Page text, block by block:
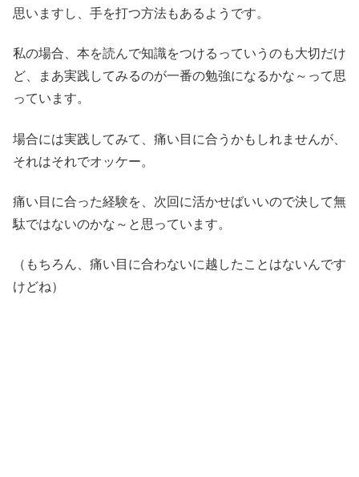
思いますし、手を打つ方法もあるようです。
私の場合、本を読んで知識をつけるっていうのも大切だけ
ど、まあ実践してみるのが一番の勉強になるかな～って思
っています。
場合には実践してみて、痛い目に合うかもしれませんが、
それはそれでオッケー。
痛い目に合った経験を、次回に活かせばいいので決して無
駄ではないのかな～と思っています。
（もちろん、痛い目に合わないに越したことはないんです
けどね）